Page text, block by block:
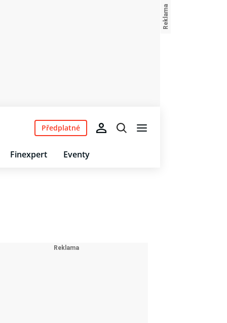
Finexpert Eventy
Předplatné